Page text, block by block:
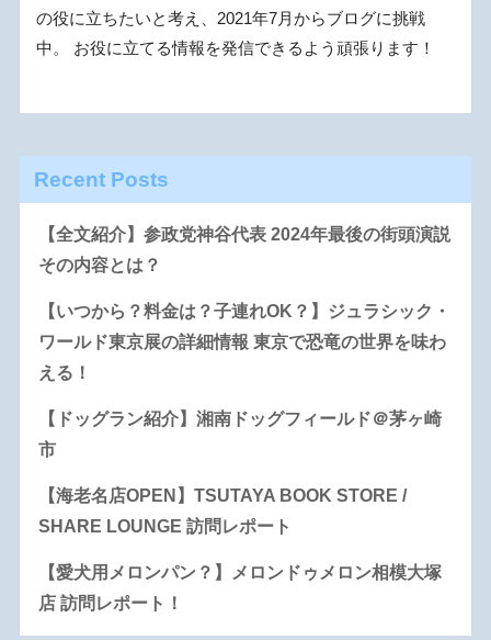
の役に立ちたいと考え、2021年7月からブログに挑戦
中。 お役に立てる情報を発信できるよう頑張ります！
Recent Posts
【全文紹介】参政党神谷代表 2024年最後の街頭演説
その内容とは？
【いつから？料金は？子連れOK？】ジュラシック・
ワールド東京展の詳細情報 東京で恐竜の世界を味わ
える！
【ドッグラン紹介】湘南ドッグフィールド＠茅ヶ崎
市
【海老名店OPEN】TSUTAYA BOOK STORE /
SHARE LOUNGE 訪問レポート
【愛犬用メロンパン？】メロンドゥメロン相模大塚
店 訪問レポート！